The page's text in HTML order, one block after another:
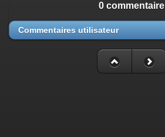
0 commentaire
Commentaires utilisateur